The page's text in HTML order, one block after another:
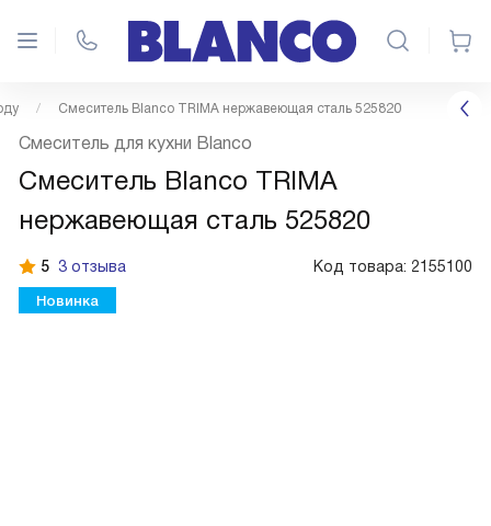
Смеситель Blanco TRIMA нержавеющая сталь 525820
5 3 отзыва Код товара: 2155100
Новинка
Смеситель для кухни Blanco
Смеситель Blanco TRIMA
нержавеющая сталь 525820